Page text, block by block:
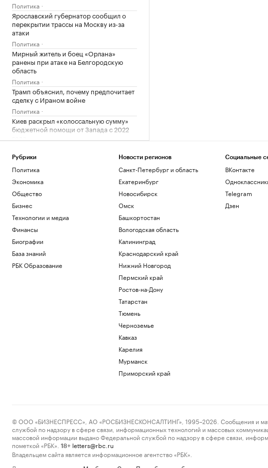
Политика
Ярославский губернатор сообщил о
перекрытии трассы на Москву из-за
атаки
Политика
Мирный житель и боец «Орлана»
ранены при атаке на Белгородскую
область
Политика
Трамп объяснил, почему предпочитает
сделку с Ираном войне
Политика
Киев раскрыл «колоссальную сумму»
бюджетной помощи от Запада с 2022
Число закрытых за ночь российских
аэропортов выросло до восьми
Политика
Рубрики
Политика
Экономика
Общество
Бизнес
Технологии и медиа
Финансы
Биографии
База знаний
РБК Образование
Новости регионов
Санкт-Петербург и область
Екатеринбург
Новосибирск
Омск
Башкортостан
Вологодская область
Калининград
Краснодарский край
Нижний Новгород
Пермский край
Ростов-на-Дону
Татарстан
Тюмень
Черноземье
Кавказ
Карелия
Мурманск
Приморский край
Социальные
ВКонтакте
Telegram
Дзен
© ООО «БИЗНЕСПРЕСС», АО «РОСБИЗНЕСКОНСАЛТИНГ», 1995–2026. Сообщения и
службой по надзору в сфере связи, информационных технологий и массовых
массовой информации выдано Федеральной службой по надзору в сфере связи,
пометкой «РБК».
18+ letters@rbc.ru
Владельцем сайта является информационное агентство «РБК».